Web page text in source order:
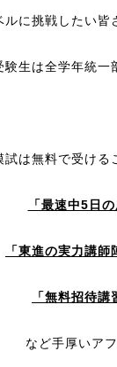
に挑戦したい皆
生は全学年統一
試は無料で受ける
「最速中5日
「東進の実力講師
「無料招待講
など手厚いア